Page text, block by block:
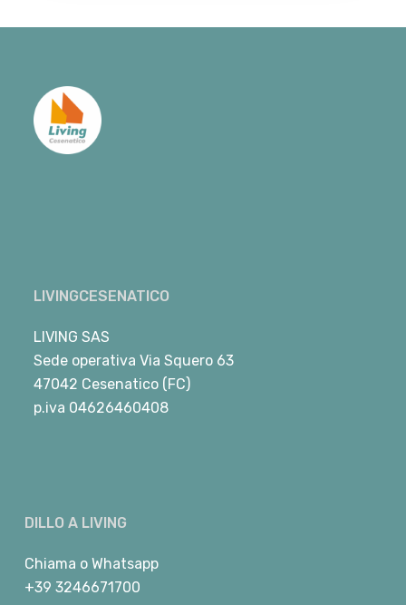
LIVINGCESENATICO
LIVING SAS
Sede operativa Via Squero 63
47042 Cesenatico (FC)
p.iva 04626460408
DILLO A LIVING
Chiama o Whatsapp
+39 3246671700